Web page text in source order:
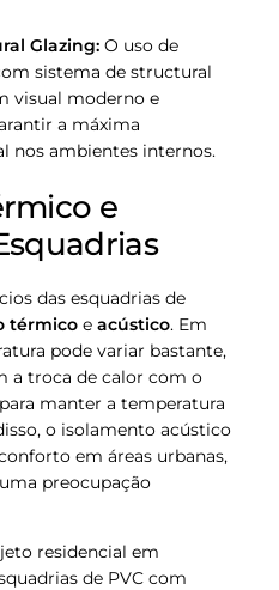
Glazing: O uso de
sistema de structural
visual moderno e
a máxima
nos ambientes internos.
e
das esquadrias de
térmico e acústico. Em
pode variar bastante,
a troca de calor com o
manter a temperatura
o isolamento acústico
em áreas urbanas,
preocupação
residencial em
de PVC com